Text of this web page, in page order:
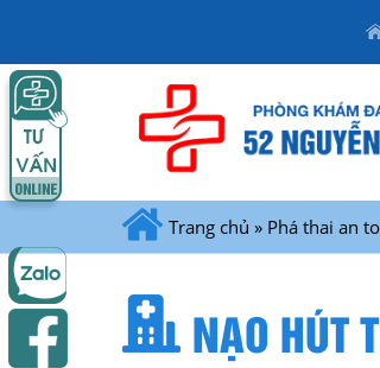
Trang chủ » Phá thai an
NẠO HÚT